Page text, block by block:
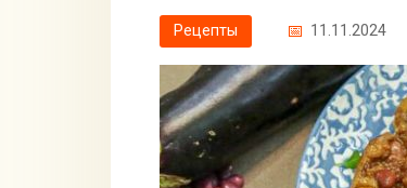
Рецепты 11.11.2024